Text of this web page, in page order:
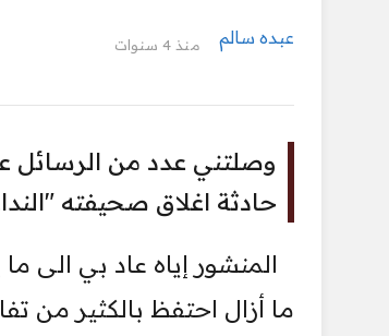
عبده سالم منذ 4 سنوات
وصلتني عدد من الرسائل
حادثة اغلاق صحيفته "النداء"
المنشور إياه عاد بي الى
ما أزال احتفظ بالكثير من